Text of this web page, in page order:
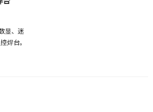
显、迷
焊台。